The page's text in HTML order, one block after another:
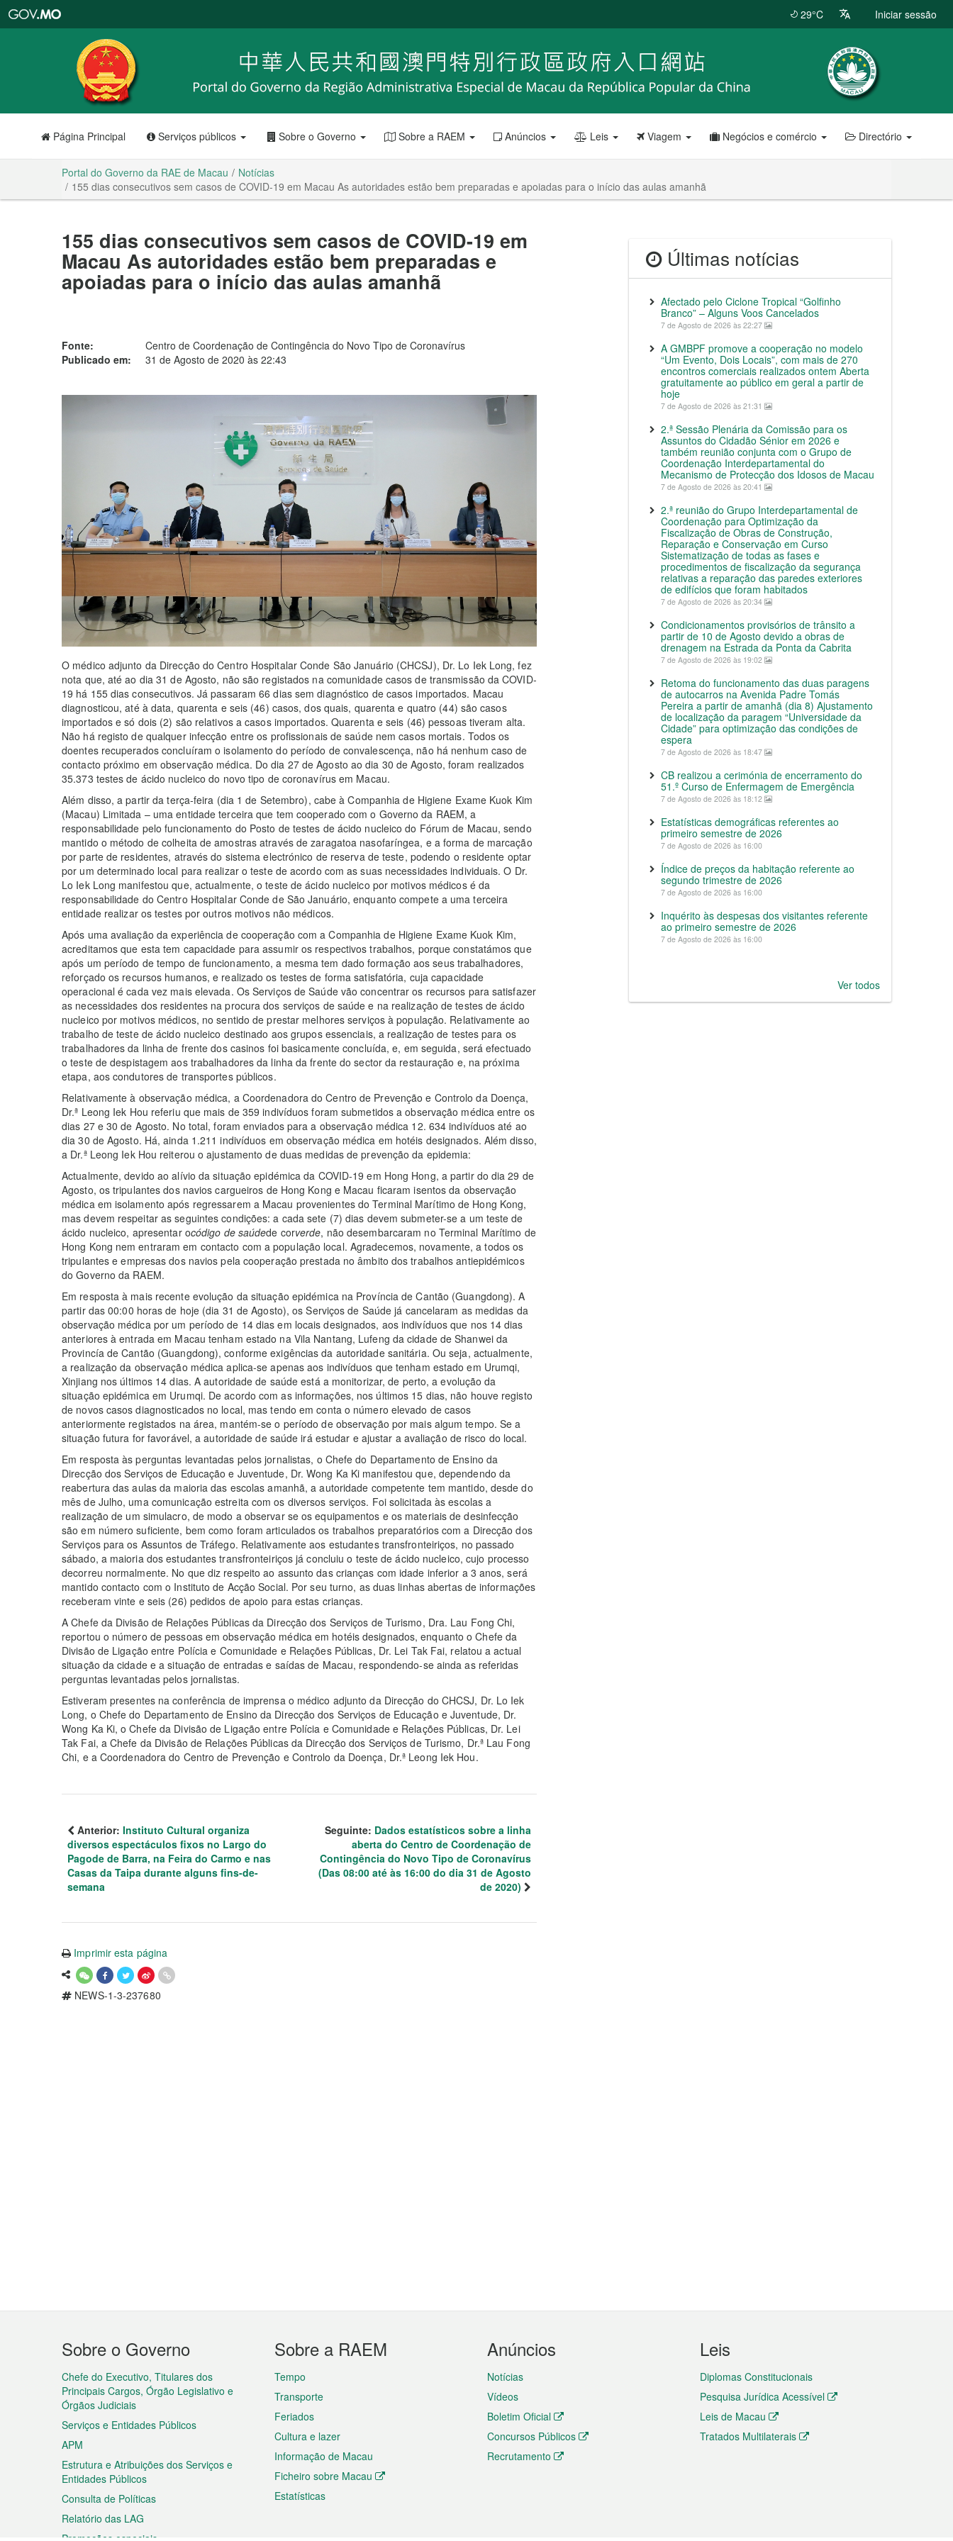
RAE
de
Macau
29°C Iniciar sessão
Página Principal Serviços públicos Sobre o Governo Sobre a RAEM Anúncios Leis Viagem Negócios e comércio Directório
Portal do Governo da RAE de Macau
Notícias
155 dias consecutivos sem casos de COVID-19 em Macau As autoridades estão bem preparadas e apoiadas para o início das aulas amanhã
155 dias consecutivos sem casos de COVID-19 em
Macau As autoridades estão bem preparadas e
apoiadas para o início das aulas amanhã
Fonte:
Centro de Coordenação de Contingência do Novo Tipo de Coronavírus
Publicado em:
31 de Agosto de 2020 às 22:43
O médico adjunto da Direcção do Centro Hospitalar Conde São Januário (CHCSJ), Dr. Lo Iek Long, fez
nota que, até ao dia 31 de Agosto, não são registados na comunidade casos de transmissão da COVID-
19 há 155 dias consecutivos. Já passaram 66 dias sem diagnóstico de casos importados. Macau
diagnosticou, até à data, quarenta e seis (46) casos, dos quais, quarenta e quatro (44) são casos
importados e só dois (2) são relativos a casos importados. Quarenta e seis (46) pessoas tiveram alta.
Não há registo de qualquer infecção entre os profissionais de saúde nem casos mortais. Todos os
doentes recuperados concluíram o isolamento do período de convalescença, não há nenhum caso de
contacto próximo em observação médica. Do dia 27 de Agosto ao dia 30 de Agosto, foram realizados
35.373 testes de ácido nucleico do novo tipo de coronavírus em Macau.
Além disso, a partir da terça-feira (dia 1 de Setembro), cabe à Companhia de Higiene Exame Kuok Kim
(Macau) Limitada – uma entidade terceira que tem cooperado com o Governo da RAEM, a
responsabilidade pelo funcionamento do Posto de testes de ácido nucleico do Fórum de Macau, sendo
mantido o método de colheita de amostras através de zaragatoa nasofaríngea, e a forma de marcação
por parte de residentes, através do sistema electrónico de reserva de teste, podendo o residente optar
por um determinado local para realizar o teste de acordo com as suas necessidades individuais. O Dr.
Lo Iek Long manifestou que, actualmente, o teste de ácido nucleico por motivos médicos é da
responsabilidade do Centro Hospitalar Conde de São Januário, enquanto compete a uma terceira
entidade realizar os testes por outros motivos não médicos.
Após uma avaliação da experiência de cooperação com a Companhia de Higiene Exame Kuok Kim,
acreditamos que esta tem capacidade para assumir os respectivos trabalhos, porque constatámos que
após um período de tempo de funcionamento, a mesma tem dado formação aos seus trabalhadores,
reforçado os recursos humanos, e realizado os testes de forma satisfatória, cuja capacidade
operacional é cada vez mais elevada. Os Serviços de Saúde vão concentrar os recursos para satisfazer
as necessidades dos residentes na procura dos serviços de saúde e na realização de testes de ácido
nucleico por motivos médicos, no sentido de prestar melhores serviços à população. Relativamente ao
trabalho de teste de ácido nucleico destinado aos grupos essenciais, a realização de testes para os
trabalhadores da linha de frente dos casinos foi basicamente concluída, e, em seguida, será efectuado
o teste de despistagem aos trabalhadores da linha da frente do sector da restauração e, na próxima
etapa, aos condutores de transportes públicos.
Relativamente à observação médica, a Coordenadora do Centro de Prevenção e Controlo da Doença,
Dr.ª Leong Iek Hou referiu que mais de 359 indivíduos foram submetidos a observação médica entre os
dias 27 e 30 de Agosto. No total, foram enviados para a observação médica 12. 634 indivíduos até ao
dia 30 de Agosto. Há, ainda 1.211 indivíduos em observação médica em hotéis designados. Além disso,
a Dr.ª Leong Iek Hou reiterou o ajustamento de duas medidas de prevenção da epidemia:
Actualmente, devido ao alívio da situação epidémica da COVID-19 em Hong Hong, a partir do dia 29 de
Agosto, os tripulantes dos navios cargueiros de Hong Kong e Macau ficaram isentos da observação
médica em isolamento após regressarem a Macau provenientes do Terminal Marítimo de Hong Kong,
mas devem respeitar as seguintes condições: a cada sete (7) dias devem submeter-se a um teste de
ácido nucleico, apresentar ocódigo de saúdede corverde, não desembarcaram no Terminal Marítimo de
Hong Kong nem entraram em contacto com a população local. Agradecemos, novamente, a todos os
tripulantes e empresas dos navios pela cooperação prestada no âmbito dos trabalhos antiepidémicos
do Governo da RAEM.
Em resposta à mais recente evolução da situação epidémica na Província de Cantão (Guangdong). A
partir das 00:00 horas de hoje (dia 31 de Agosto), os Serviços de Saúde já cancelaram as medidas da
observação médica por um período de 14 dias em locais designados, aos indivíduos que nos 14 dias
anteriores à entrada em Macau tenham estado na Vila Nantang, Lufeng da cidade de Shanwei da
Provincía de Cantão (Guangdong), conforme exigências da autoridade sanitária. Ou seja, actualmente,
a realização da observação médica aplica-se apenas aos indivíduos que tenham estado em Urumqi,
Xinjiang nos últimos 14 dias. A autoridade de saúde está a monitorizar, de perto, a evolução da
situação epidémica em Urumqi. De acordo com as informações, nos últimos 15 dias, não houve registo
de novos casos diagnosticados no local, mas tendo em conta o número elevado de casos
anteriormente registados na área, mantém-se o período de observação por mais algum tempo. Se a
situação futura for favorável, a autoridade de saúde irá estudar e ajustar a avaliação de risco do local.
Em resposta às perguntas levantadas pelos jornalistas, o Chefe do Departamento de Ensino da
Direcção dos Serviços de Educação e Juventude, Dr. Wong Ka Ki manifestou que, dependendo da
reabertura das aulas da maioria das escolas amanhã, a autoridade competente tem mantido, desde do
mês de Julho, uma comunicação estreita com os diversos serviços. Foi solicitada às escolas a
realização de um simulacro, de modo a observar se os equipamentos e os materiais de desinfecção
são em número suficiente, bem como foram articulados os trabalhos preparatórios com a Direcção dos
Serviços para os Assuntos de Tráfego. Relativamente aos estudantes transfronteiriços, no passado
sábado, a maioria dos estudantes transfronteiriços já concluiu o teste de ácido nucleico, cujo processo
decorreu normalmente. No que diz respeito ao assunto das crianças com idade inferior a 3 anos, será
mantido contacto com o Instituto de Acção Social. Por seu turno, as duas linhas abertas de informações
receberam vinte e seis (26) pedidos de apoio para estas crianças.
A Chefe da Divisão de Relações Públicas da Direcção dos Serviços de Turismo, Dra. Lau Fong Chi,
reportou o número de pessoas em observação médica em hotéis designados, enquanto o Chefe da
Divisão de Ligação entre Polícia e Comunidade e Relações Públicas, Dr. Lei Tak Fai, relatou a actual
situação da cidade e a situação de entradas e saídas de Macau, respondendo-se ainda as referidas
perguntas levantadas pelos jornalistas.
Estiveram presentes na conferência de imprensa o médico adjunto da Direcção do CHCSJ, Dr. Lo Iek
Long, o Chefe do Departamento de Ensino da Direcção dos Serviços de Educação e Juventude, Dr.
Wong Ka Ki, o Chefe da Divisão de Ligação entre Polícia e Comunidade e Relações Públicas, Dr. Lei
Tak Fai, a Chefe da Divisão de Relações Públicas da Direcção dos Serviços de Turismo, Dr.ª Lau Fong
Chi, e a Coordenadora do Centro de Prevenção e Controlo da Doença, Dr.ª Leong Iek Hou.
Anterior: Instituto Cultural organiza
diversos espectáculos fixos no Largo do
Pagode de Barra, na Feira do Carmo e nas
Casas da Taipa durante alguns fins-de-
semana
Seguinte: Dados estatísticos sobre a linha
aberta do Centro de Coordenação de
Contingência do Novo Tipo de Coronavírus
(Das 08:00 até às 16:00 do dia 31 de Agosto
de 2020)
Imprimir esta página
NEWS-1-3-237680
Últimas notícias
Afectado pelo Ciclone Tropical “Golfinho
Branco” – Alguns Voos Cancelados
7 de Agosto de 2026 às 22:27
A GMBPF promove a cooperação no modelo
“Um Evento, Dois Locais”, com mais de 270
encontros comerciais realizados ontem Aberta
gratuitamente ao público em geral a partir de
hoje
7 de Agosto de 2026 às 21:31
2.ª Sessão Plenária da Comissão para os
Assuntos do Cidadão Sénior em 2026 e
também reunião conjunta com o Grupo de
Coordenação Interdepartamental do
Mecanismo de Protecção dos Idosos de Macau
7 de Agosto de 2026 às 20:41
2.ª reunião do Grupo Interdepartamental de
Coordenação para Optimização da
Fiscalização de Obras de Construção,
Reparação e Conservação em Curso
Sistematização de todas as fases e
procedimentos de fiscalização da segurança
relativas a reparação das paredes exteriores
de edifícios que foram habitados
7 de Agosto de 2026 às 20:34
Condicionamentos provisórios de trânsito a
partir de 10 de Agosto devido a obras de
drenagem na Estrada da Ponta da Cabrita
7 de Agosto de 2026 às 19:02
Retoma do funcionamento das duas paragens
de autocarros na Avenida Padre Tomás
Pereira a partir de amanhã (dia 8) Ajustamento
de localização da paragem “Universidade da
Cidade” para optimização das condições de
espera
7 de Agosto de 2026 às 18:47
CB realizou a cerimónia de encerramento do
51.º Curso de Enfermagem de Emergência
7 de Agosto de 2026 às 18:12
Estatísticas demográficas referentes ao
primeiro semestre de 2026
7 de Agosto de 2026 às 16:00
Índice de preços da habitação referente ao
segundo trimestre de 2026
7 de Agosto de 2026 às 16:00
Inquérito às despesas dos visitantes referente
ao primeiro semestre de 2026
7 de Agosto de 2026 às 16:00
Ver todos
Menu
do
rodapé
Sobre o Governo
Chefe do Executivo, Titulares dos
Principais Cargos, Órgão Legislativo e
Órgãos Judiciais
Serviços e Entidades Públicos
APM
Estrutura e Atribuições dos Serviços e
Entidades Públicos
Consulta de Políticas
Relatório das LAG
Promoções especiais
Sobre a RAEM
Tempo
Transporte
Feriados
Cultura e lazer
Informação de Macau
Ficheiro sobre Macau
Estatísticas
Anúncios
Notícias
Vídeos
Boletim Oficial
Concursos Públicos
Recrutamento
Leis
Diplomas Constitucionais
Pesquisa Jurídica Acessível
Leis de Macau
Tratados Multilaterais